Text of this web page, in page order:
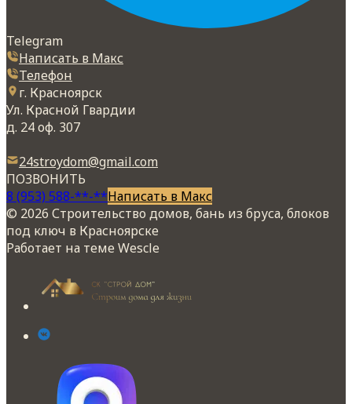
Telegram
Написать в Макс
Телефон
г. Красноярск
Ул. Красной Гвардии
д. 24 оф. 307
24stroydom@gmail.com
ПОЗВОНИТЬ
8 (953) 588-**-**Написать в Макс
© 2026 Строительство домов, бань из бруса, блоков
под ключ в Красноярске
Работает на теме Wescle